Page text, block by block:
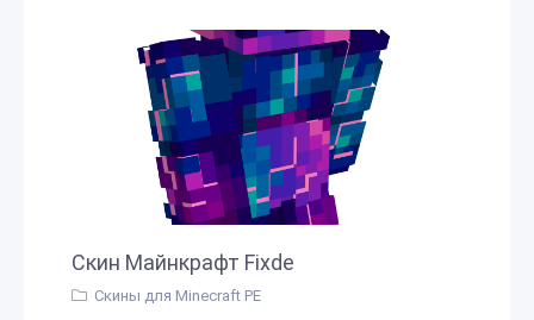
Скин Майнкрафт Fixde
Скины для Minecraft PE